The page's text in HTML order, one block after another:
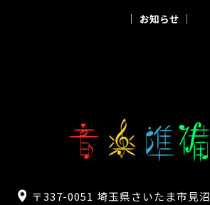
│ お知らせ │
〒337-0051 埼玉県さいたま市見